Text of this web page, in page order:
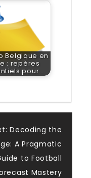
Belgique en
: repères
pour…
Decoding the
A Pragmatic
to Football
Mastery